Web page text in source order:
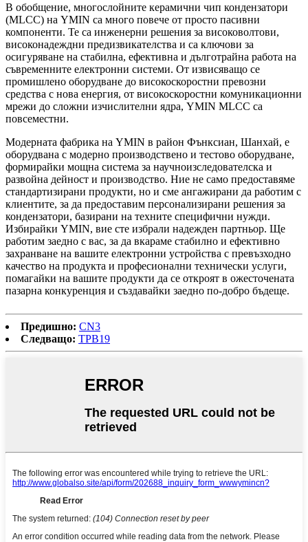
В обобщение, многослойните керамични чип кондензатори
(MLCC) на YMIN са много повече от просто пасивни
компоненти. Те са инженерни решения за високоволтови,
високонадеждни предизвикателства и са ключови за
осигуряване на стабилна, ефективна и дълготрайна работа на
съвременните електронни системи. От извисяващо се
промишлено оборудване до високоскоростни превозни
средства с нова енергия, от високоскоростни комуникационни
мрежи до сложни изчислителни ядра, YMIN MLCC са
повсеместни.
Модерната фабрика на YMIN в район Фънксиан, Шанхай, е
оборудвана с модерно производствено и тестово оборудване,
формирайки мощна система за научноизследователска и
развойна дейност и производство. Ние не само предоставяме
стандартизирани продукти, но и сме ангажирани да работим с
клиентите, за да предоставим персонализирани решения за
кондензатори, базирани на техните специфични нужди.
Избирайки YMIN, вие сте избрали надежден партньор. Ще
работим заедно с вас, за да вкараме стабилно и ефективно
захранване на вашите електронни устройства с превъзходно
качество на продукта и професионални технически услуги,
помагайки на вашите продукти да се откроят в ожесточената
пазарна конкуренция и създавайки заедно по-добро бъдеще.
Предишно: CN3
Следващо: TPB19